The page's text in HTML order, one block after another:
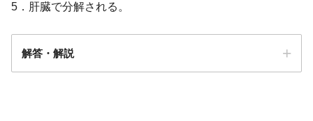
5．肝臓で分解される。
解答・解説